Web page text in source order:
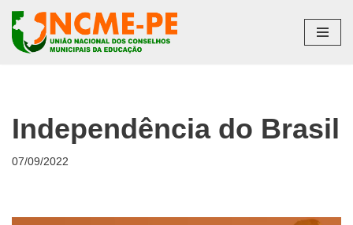
Pular
Independência do Brasil
07/09/2022